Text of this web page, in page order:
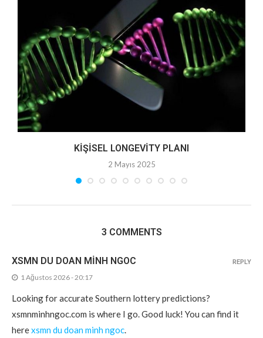
KIŞISEL LONGEVITY PLANI
2 Mayıs 2025
3 COMMENTS
XSMN DU DOAN MINH NGOC
1 Ağustos 2026 - 20:17
Looking for accurate Southern lottery predictions?
xsmnminhngoc.com is where I go. Good luck! You can find it
herexsmn du doan minh ngoc.
REPLY